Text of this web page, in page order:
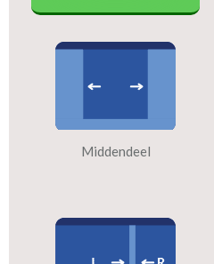
Middendeel